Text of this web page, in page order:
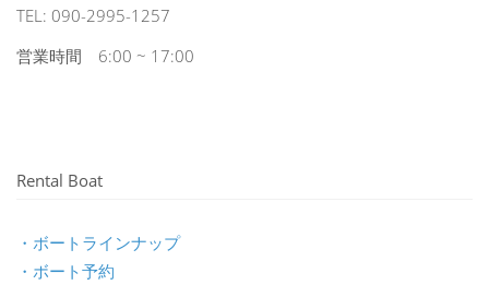
TEL: 090-2995-1257
営業時間 6:00 ~ 17:00
Rental Boat
・ボートラインナップ
・ボート予約